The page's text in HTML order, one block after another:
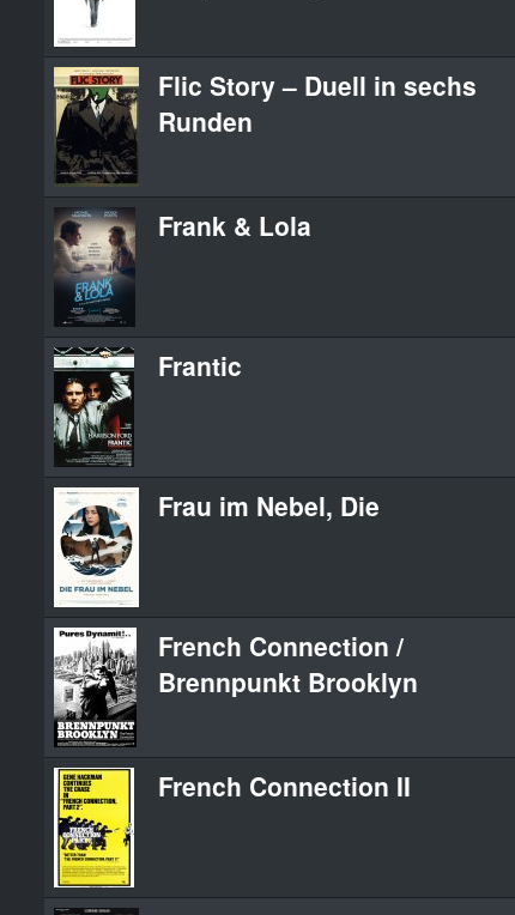
Flic Story – Duell in sechs
Runden
Frank & Lola
Frantic
Frau im Nebel, Die
French Connection /
Brennpunkt Brooklyn
French Connection II